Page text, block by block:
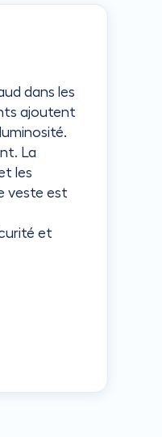
dans les
ajoutent
La
les
veste est
et